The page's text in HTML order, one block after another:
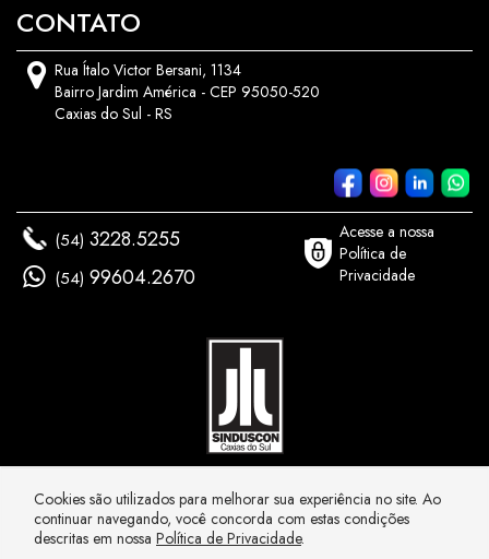
CONTATO
Rua Ítalo Victor Bersani, 1134
Bairro Jardim América - CEP 95050-520
Caxias do Sul - RS
(54) 3228.5255
(54) 99604.2670
Acesse a nossa
Política de
Privacidade
© COPYRIGHT 2021 - SINDUSCON CAXIAS - SINDICATO DA INDÚSTRIA DA
CONSTRUÇÃO CIVIL DE CAXIAS DO SUL
Cookies são utilizados para melhorar sua experiência no site. Ao
continuar navegando, você concorda com estas condições
descritas em nossa Política de Privacidade.